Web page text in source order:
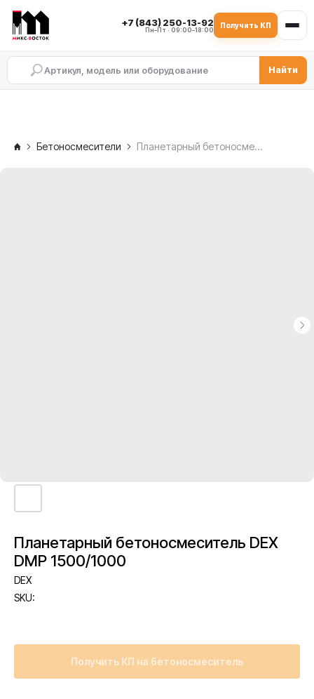
+7 (843) 250-13-92
Пн–Пт · 09:00–18:00
Получить КП
Найти
Бетоносмесители Планетарный бетоносмеситель DEX DMP 1500/1000
Планетарный бетоносмеситель DEX
DMP 1500/1000
DEX
SKU:
Получить КП на бетоносмеситель